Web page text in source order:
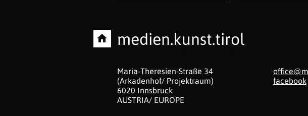
medien.kunst.tirol
Maria-Theresien-Straße 34
(Arkadenhof/ Projektraum)
6020 Innsbruck
AUSTRIA/ EUROPE
facebook